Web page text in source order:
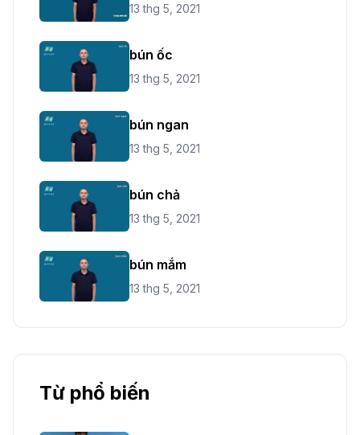
13 thg 5, 2021
bún ốc
13 thg 5, 2021
bún ngan
13 thg 5, 2021
bún chả
13 thg 5, 2021
bún mắm
13 thg 5, 2021
Từ phổ biến